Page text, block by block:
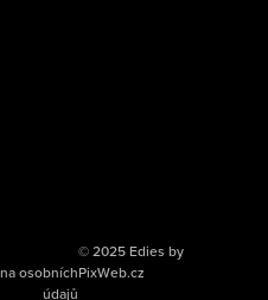
© 2025 Edies by
PixWeb.cz
osobních
údajů